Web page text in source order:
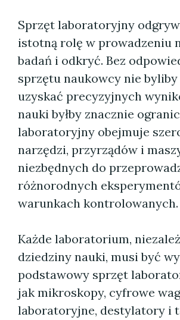
Sprzęt laboratoryjny
istotną rolę w prowadzeniu
badań i odkryć. Bez
sprzętu naukowcy nie
uzyskać precyzyjnych
nauki byłby znacznie
laboratoryjny obejmuje
narzędzi, przyrządów i
niezbędnych do
różnorodnych
warunkach kontrolowanych.
Każde laboratorium,
dziedziny nauki, musi być
podstawowy sprzęt
jak mikroskopy, cyfrowe
laboratoryjne, destylatory i